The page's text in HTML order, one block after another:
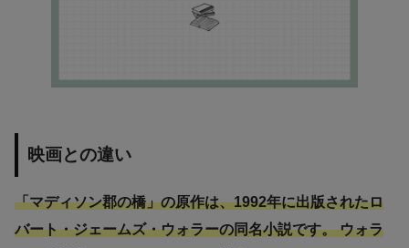
映画との違い
「マディソン郡の橋」の原作は、1992年に出版されたロ
バート・ジェームズ・ウォラーの同名小説です。 ウォラ